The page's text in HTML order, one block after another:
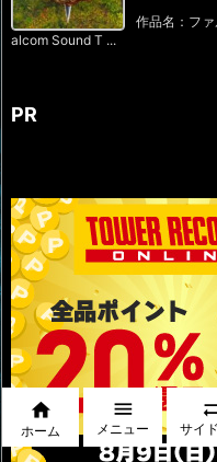
作品名：フ
alcom Sound T ...
PR

ホーム

メニュー サイ